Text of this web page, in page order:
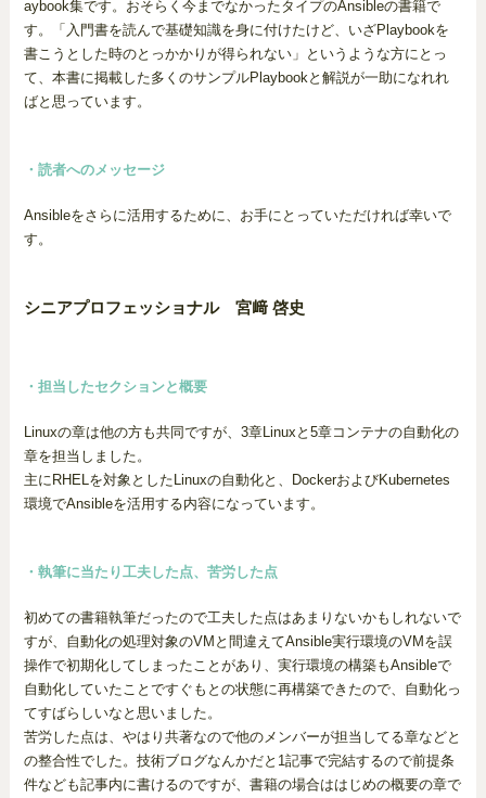
aybook集です。おそらく今までなかったタイプのAnsibleの書籍で
す。「入門書を読んで基礎知識を身に付けたけど、いざPlaybookを
書こうとした時のとっかかりが得られない」というような方にとっ
て、本書に掲載した多くのサンプルPlaybookと解説が一助になれれ
ばと思っています。
・読者へのメッセージ
Ansibleをさらに活用するために、お手にとっていただければ幸いで
す。
シニアプロフェッショナル 宮﨑 啓史
・担当したセクションと概要
Linuxの章は他の方も共同ですが、3章Linuxと5章コンテナの自動化の
章を担当しました。
主にRHELを対象としたLinuxの自動化と、DockerおよびKubernetes
環境でAnsibleを活用する内容になっています。
・執筆に当たり工夫した点、苦労した点
初めての書籍執筆だったので工夫した点はあまりないかもしれないで
すが、自動化の処理対象のVMと間違えてAnsible実行環境のVMを誤
操作で初期化してしまったことがあり、実行環境の構築もAnsibleで
自動化していたことですぐもとの状態に再構築できたので、自動化っ
てすばらしいなと思いました。
苦労した点は、やはり共著なので他のメンバーが担当してる章などと
の整合性でした。技術ブログなんかだと1記事で完結するので前提条
件なども記事内に書けるのですが、書籍の場合ははじめの概要の章で